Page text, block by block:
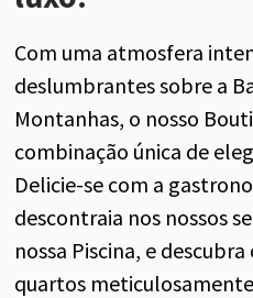
Com uma atmosfera
deslumbrantessobre a
Montanhas, o nosso
combinação única de
Delicie-se com a
descontraia nos nossos
nossa Piscina, e descubra
quartos